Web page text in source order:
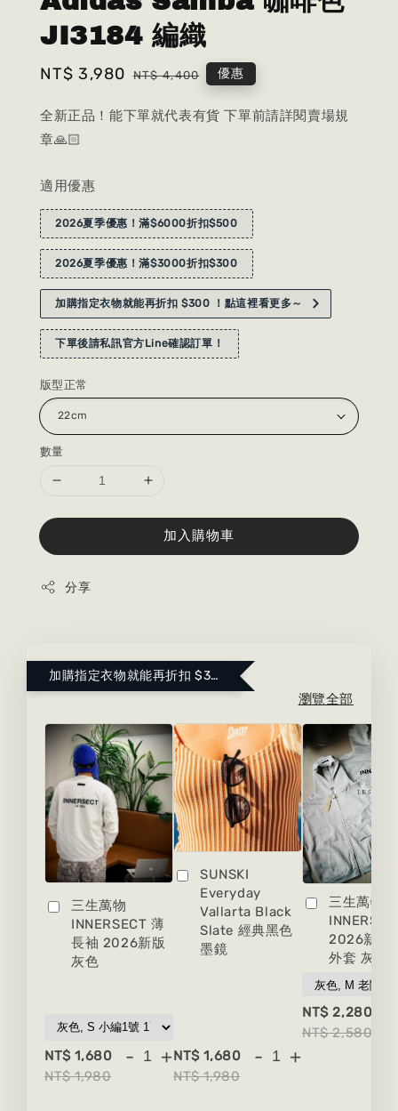
JI3184 編織
Sale
NT$ 3,980 Regular
NT$ 4,400 優惠
全新正品！能下單就代表有貨 下單前請詳閱賣場規
章🙏🏻
適用優惠
2026夏季優惠！滿$6000折扣$500
2026夏季優惠！滿$3000折扣$300
加購指定衣物就能再折扣 $300 ！點這裡看更多～
下單後請私訊官方Line確認訂單！
版型正常
數量
加入購物車
分享
加購指定衣物就能再折扣 $300 ！點這裡看更多～
瀏覽全部
三生萬物
INNERSECT 薄
長袖 2026新版
灰色
NT$ 1,680
NT$ 1,980
- +
SUNSKI
Everyday
Vallarta Black
Slate 經典黑色
墨鏡
NT$ 1,680
NT$ 1,980
- +
三生萬物
2026新版
外套 灰色
NT$ 2,280
NT$ 2,580